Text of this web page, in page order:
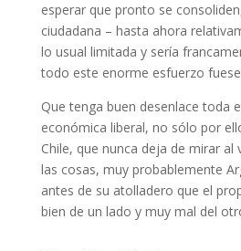
esperar que pronto se
ciudadana – hasta ahora
lo usual limitada y sería
todo este enorme esfuerzo
Que tenga buen desenlace toda
económica liberal, no sólo por
Chile, que nunca deja de mirar al
las cosas, muy probablemente
antes de su atolladero que el
bien de un lado y muy mal del